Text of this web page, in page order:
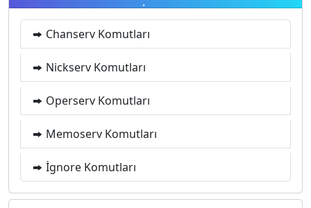
Chanserv Komutları
Nickserv Komutları
Operserv Komutları
Memoserv Komutları
İgnore Komutları